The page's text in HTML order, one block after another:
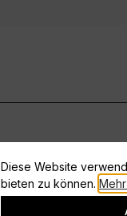
Vertrag
Diese Website
bieten zu können.
Cookie-